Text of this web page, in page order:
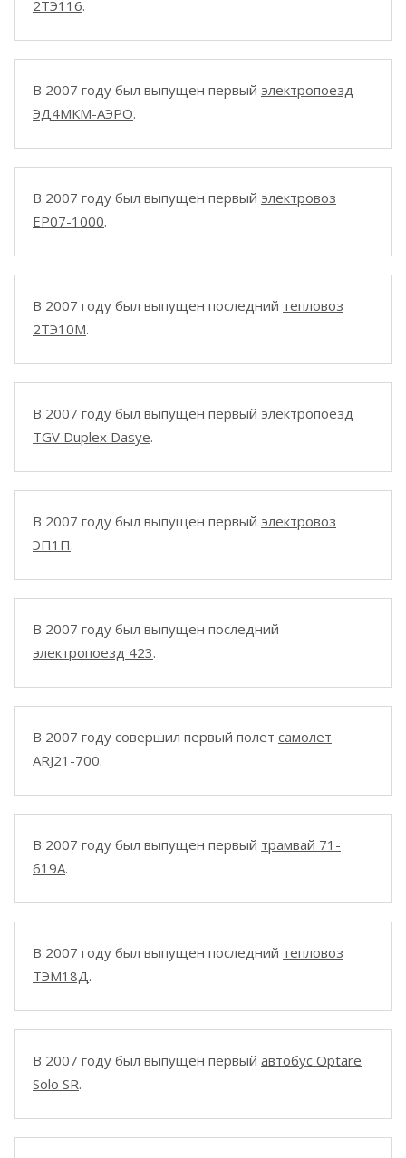
2ТЭ116.
В 2007 году был выпущен первый электропоезд
ЭД4МКМ-АЭРО.
В 2007 году был выпущен первый электровоз
EP07-1000.
В 2007 году был выпущен последний тепловоз
2ТЭ10М.
В 2007 году был выпущен первый электропоезд
TGV Duplex Dasye.
В 2007 году был выпущен первый электровоз
ЭП1П.
В 2007 году был выпущен последний
электропоезд 423.
В 2007 году совершил первый полет самолет
ARJ21-700.
В 2007 году был выпущен первый трамвай 71-
619A.
В 2007 году был выпущен последний тепловоз
ТЭМ18Д.
В 2007 году был выпущен первый автобус Optare
Solo SR.